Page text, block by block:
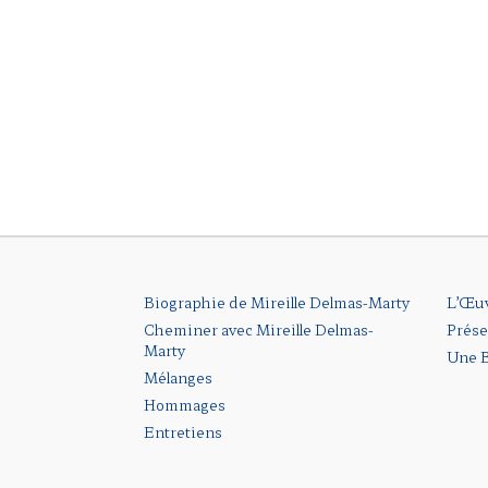
Biographie de Mireille Delmas-Marty
Cheminer avec Mireille Delmas-
Marty
Mélanges
Hommages
Entretiens
Une